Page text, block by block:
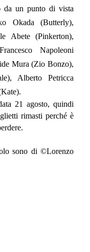
da un punto di vista
Okada (Butterly),
Abete (Pinkerton),
Napoleoni
Mura (Zio Bonzo),
Alberto Petricca
21 agosto, quindi
rimasti perché è
sono di ©Lorenzo